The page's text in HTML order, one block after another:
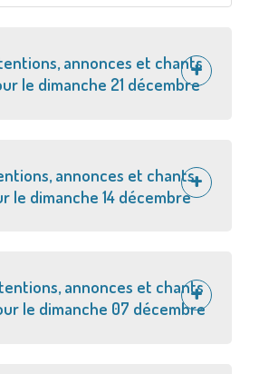
annonces et chants
le dimanche 21 décembre
annonces et chants
le dimanche 14 décembre
annonces et chants
le dimanche 07 décembre